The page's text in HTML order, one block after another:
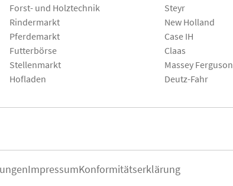
Forst- und Holztechnik
Rindermarkt
Pferdemarkt
Futterbörse
Stellenmarkt
Hofladen
Steyr
New Holland
Case IH
Claas
Massey Ferguson
Deutz-Fahr
ImpressumKonformitätserklärung